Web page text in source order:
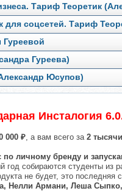
Тариф Теоретик
для соцсетей. Тариф
Гуреева)
Юсупов)
Инсталогия
000 ₽, а вам всего за 2 тысячи
по личному бренду и
год собираются студенты из
не будет, это
Нелли Армани, Леша Сыпко,